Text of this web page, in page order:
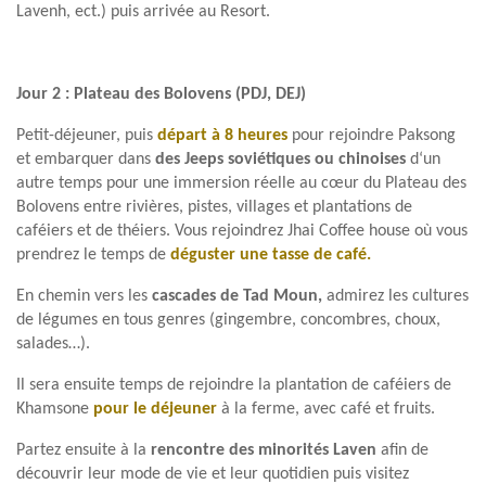
Lavenh, ect.) puis arrivée au Resort.
Jour 2 : Plateau des Bolovens (PDJ, DEJ)
Petit-déjeuner, puis départ à 8 heures pour rejoindre Paksong
et embarquer dans des Jeeps soviétiques ou chinoises d‘un
autre temps pour une immersion réelle au cœur du Plateau des
Bolovens entre rivières, pistes, villages et plantations de
caféiers et de théiers. Vous rejoindrez Jhai Coffee house où vous
prendrez le temps de déguster une tasse de café.
En chemin vers les cascades de Tad Moun, admirez les cultures
de légumes en tous genres (gingembre, concombres, choux,
salades…).
Il sera ensuite temps de rejoindre la plantation de caféiers de
Khamsone pour le déjeuner à la ferme, avec café et fruits.
Partez ensuite à la rencontre des minorités Laven afin de
découvrir leur mode de vie et leur quotidien puis visitez